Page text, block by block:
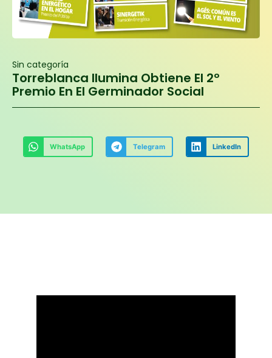
Sin categoría
Torreblanca Ilumina Obtiene El 2º
Premio En El Germinador Social
WhatsApp Telegram LinkedIn